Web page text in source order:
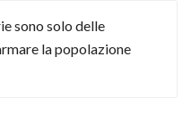
sono solo delle
la popolazione